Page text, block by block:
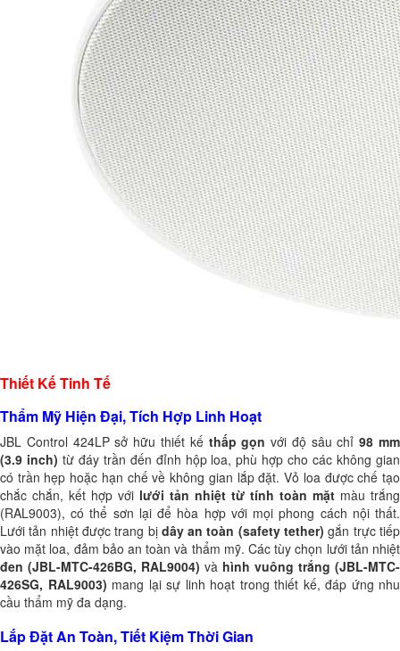
Thiết Kế Tinh Tế
Thẩm Mỹ Hiện Đại, Tích Hợp Linh Hoạt
JBL Control 424LP sở hữu thiết kế thấp gọn với độ sâu chỉ98 mm
(3.9 inch) từ đáy trần đến đỉnh hộp loa, phù hợp cho các không gian
có trần hẹp hoặc hạn chế về không gian lắp đặt. Vỏ loa được chế tạo
chắc chắn, kết hợp với lưới tản nhiệt từ tính toàn mặt màu trắng
(RAL9003), có thể sơn lại để hòa hợp với mọi phong cách nội thất.
Lưới tản nhiệt được trang bị dây an toàn (safety tether) gắn trực tiếp
vào mặt loa, đảm bảo an toàn và thẩm mỹ. Các tùy chọn lưới tản nhiệt
đen (JBL-MTC-426BG, RAL9004) và hình vuông trắng (JBL-MTC-
426SG, RAL9003) mang lại sự linh hoạt trong thiết kế, đáp ứng nhu
cầu thẩm mỹ đa dạng.
Lắp Đặt An Toàn, Tiết Kiệm Thời Gian